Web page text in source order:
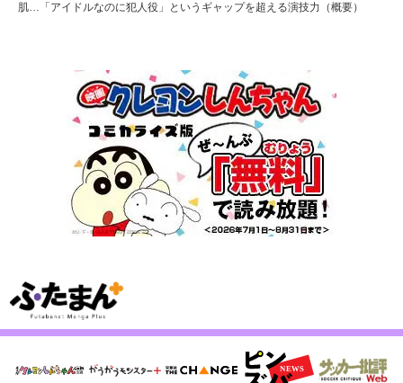
肌…「アイドルなのに犯人役」というギャップを超える演技力（概要）